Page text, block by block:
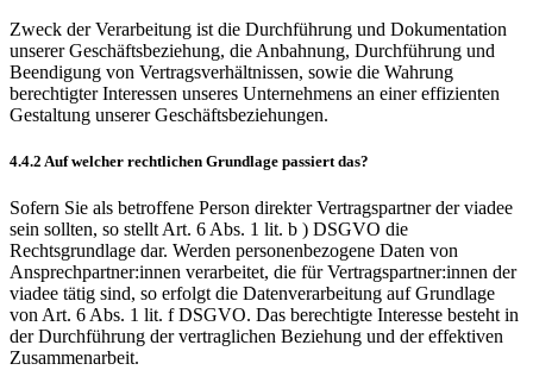
Zweck der Verarbeitung ist die Durchführung und Dokumentation
unserer Geschäftsbeziehung, die Anbahnung, Durchführung und
Beendigung von Vertragsverhältnissen, sowie die Wahrung
berechtigter Interessen unseres Unternehmens an einer effizienten
Gestaltung unserer Geschäftsbeziehungen.
4.4.2 Auf welcher rechtlichen Grundlage passiert das?
Sofern Sie als betroffene Person direkter Vertragspartner der viadee
sein sollten, so stellt Art. 6 Abs. 1 lit. b ) DSGVO die
Rechtsgrundlage dar. Werden personenbezogene Daten von
Ansprechpartner:innen verarbeitet, die für Vertragspartner:innen der
viadee tätig sind, so erfolgt die Datenverarbeitung auf Grundlage
von Art. 6 Abs. 1 lit. f DSGVO. Das berechtigte Interesse besteht in
der Durchführung der vertraglichen Beziehung und der effektiven
Zusammenarbeit.